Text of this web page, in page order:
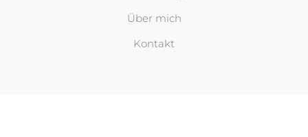
Über mich
Kontakt